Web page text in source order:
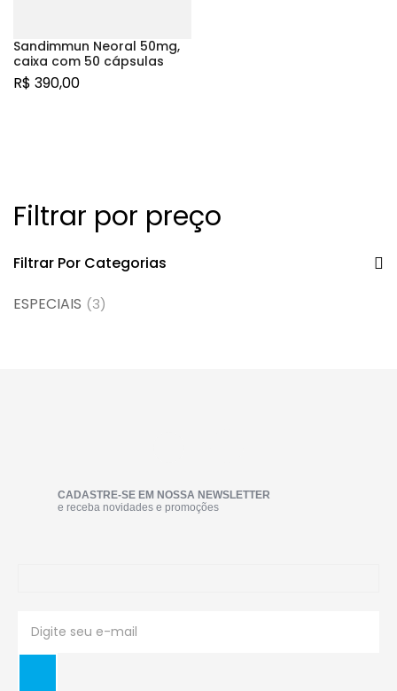
Filtrar por preço
Filtrar Por Categorias
ESPECIAIS (3)
Sandimmun Neoral 50mg,
caixa com 50 cápsulas
R$ 390,00
CADASTRE-SE EM NOSSA NEWSLETTER
e receba novidades e promoções